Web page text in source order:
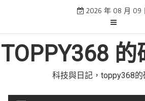
2026 年 08 月 09
TOPPY368
科技與日記，toppy368的